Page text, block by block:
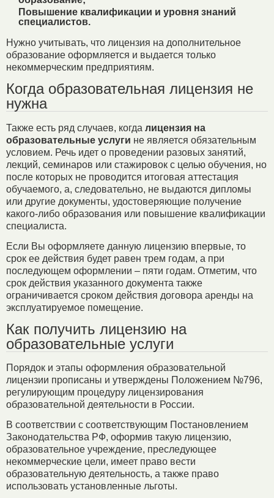
Повышение квалификации и уровня знаний
специалистов.
Нужно учитывать, что лицензия на дополнительное
образование оформляется и выдается только
некоммерческим предприятиям.
Когда образовательная лицензия не
нужна
Также есть ряд случаев, когда лицензия на
образовательные услуги не является обязательным
условием. Речь идет о проведении разовых занятий,
лекций, семинаров или стажировок с целью обучения, но
после которых не проводится итоговая аттестация
обучаемого, а, следовательно, не выдаются дипломы
или другие документы, удостоверяющие получение
какого-либо образования или повышение квалификации
специалиста.
Если Вы оформляете данную лицензию впервые, то
срок ее действия будет равен трем годам, а при
последующем оформлении – пяти годам. Отметим, что
срок действия указанного документа также
ограничивается сроком действия договора аренды на
эксплуатируемое помещение.
Как получить лицензию на
образовательные услуги
Порядок и этапы оформления образовательной
лицензии прописаны и утверждены Положением №796,
регулирующим процедуру лицензирования
образовательной деятельности в России.
В соответствии с соответствующим Постановлением
Законодательства РФ, оформив такую лицензию,
образовательное учреждение, преследующее
некоммерческие цели, имеет право вести
образовательную деятельность, а также право
использовать установленные льготы.